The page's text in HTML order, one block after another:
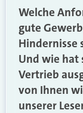
Welche
gute
Hindernisse
Und wie hat
Vertrieb
von Ihnen
unserer